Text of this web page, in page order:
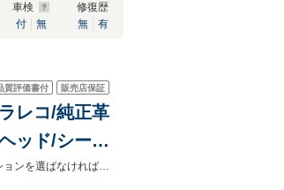
車検
付
無
修復歴
無
有
質評価書付 販売店保証
レコ/純正革
ッド/シート
当店買取車両！！！禁煙車！！試乗可能！！カーセンサー鑑定済！当店管轄内のお客様は、その他オプションを選ばなければ総額表示価格でご購入いただけます。